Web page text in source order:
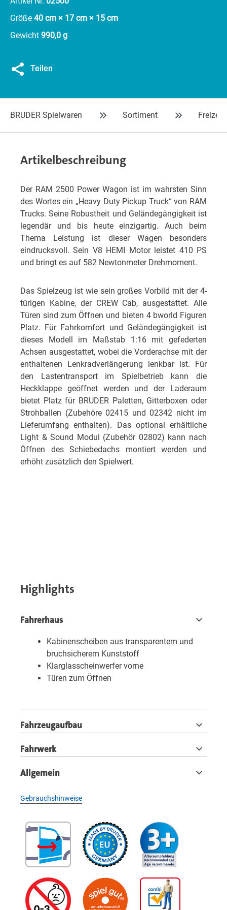
Größe 40 cm × 17 cm × 15 cm
Gewicht 990,0 g
Teilen
BRUDER Spielwaren Sortiment Freizeit
Artikelbeschreibung
Der RAM 2500 Power Wagon ist im wahrsten Sinn
des Wortes ein „Heavy Duty Pickup Truck“ von RAM
Trucks. Seine Robustheit und Geländegängigkeit ist
legendär und bis heute einzigartig. Auch beim
Thema Leistung ist dieser Wagen besonders
eindrucksvoll. Sein V8 HEMI Motor leistet 410 PS
und bringt es auf 582 Newtonmeter Drehmoment.
Das Spielzeug ist wie sein großes Vorbild mit der 4-
türigen Kabine, der CREW Cab, ausgestattet. Alle
Türen sind zum Öffnen und bieten 4 bworld Figuren
Platz. Für Fahrkomfort und Geländegängigkeit ist
dieses Modell im Maßstab 1:16 mit gefederten
Achsen ausgestattet, wobei die Vorderachse mit der
enthaltenen Lenkradverlängerung lenkbar ist. Für
den Lastentransport im Spielbetrieb kann die
Heckklappe geöffnet werden und der Laderaum
bietet Platz für BRUDER Paletten, Gitterboxen oder
Strohballen (Zubehöre 02415 und 02342 nicht im
Lieferumfang enthalten). Das optional erhältliche
Light & Sound Modul (Zubehör 02802) kann nach
Öffnen des Schiebedachs montiert werden und
erhöht zusätzlich den Spielwert.
Highlights
Fahrerhaus
Kabinenscheiben aus transparentem und
bruchsicherem Kunststoff
Klarglasscheinwerfer vorne
Türen zum Öffnen
Fahrzeugaufbau
Fahrwerk
Allgemein
Gebrauchshinweise